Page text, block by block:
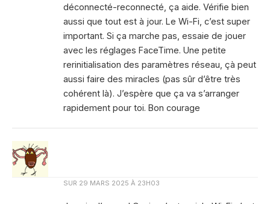
déconnecté-reconnecté, ça aide. Vérifie bien
aussi que tout est à jour. Le Wi-Fi, c’est super
important. Si ça marche pas, essaie de jouer
avec les réglages FaceTime. Une petite
rerinitialisation des paramètres réseau, çà peut
aussi faire des miracles (pas sûr d’être très
cohérent là). J’espère que ça va s’arranger
rapidement pour toi. Bon courage
SUR 29 MARS 2025 À 23H03